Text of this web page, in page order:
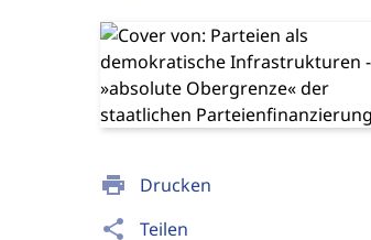
print Drucken
share Teilen